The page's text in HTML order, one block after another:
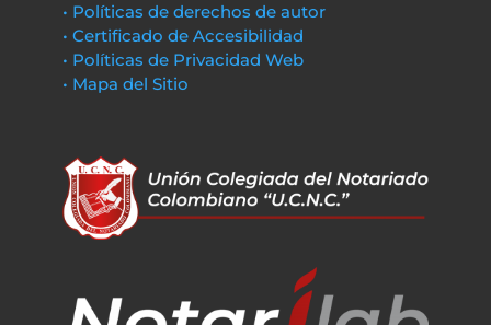
• Políticas de derechos de autor
• Certificado de Accesibilidad
• Políticas de Privacidad Web
• Mapa del Sitio